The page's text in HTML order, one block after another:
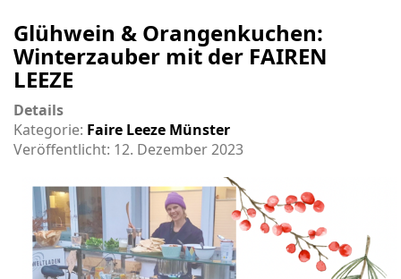
Glühwein & Orangenkuchen:
Winterzauber mit der FAIREN
LEEZE
Details
Kategorie: Faire Leeze Münster
Veröffentlicht: 12. Dezember 2023